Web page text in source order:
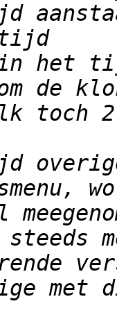
in het